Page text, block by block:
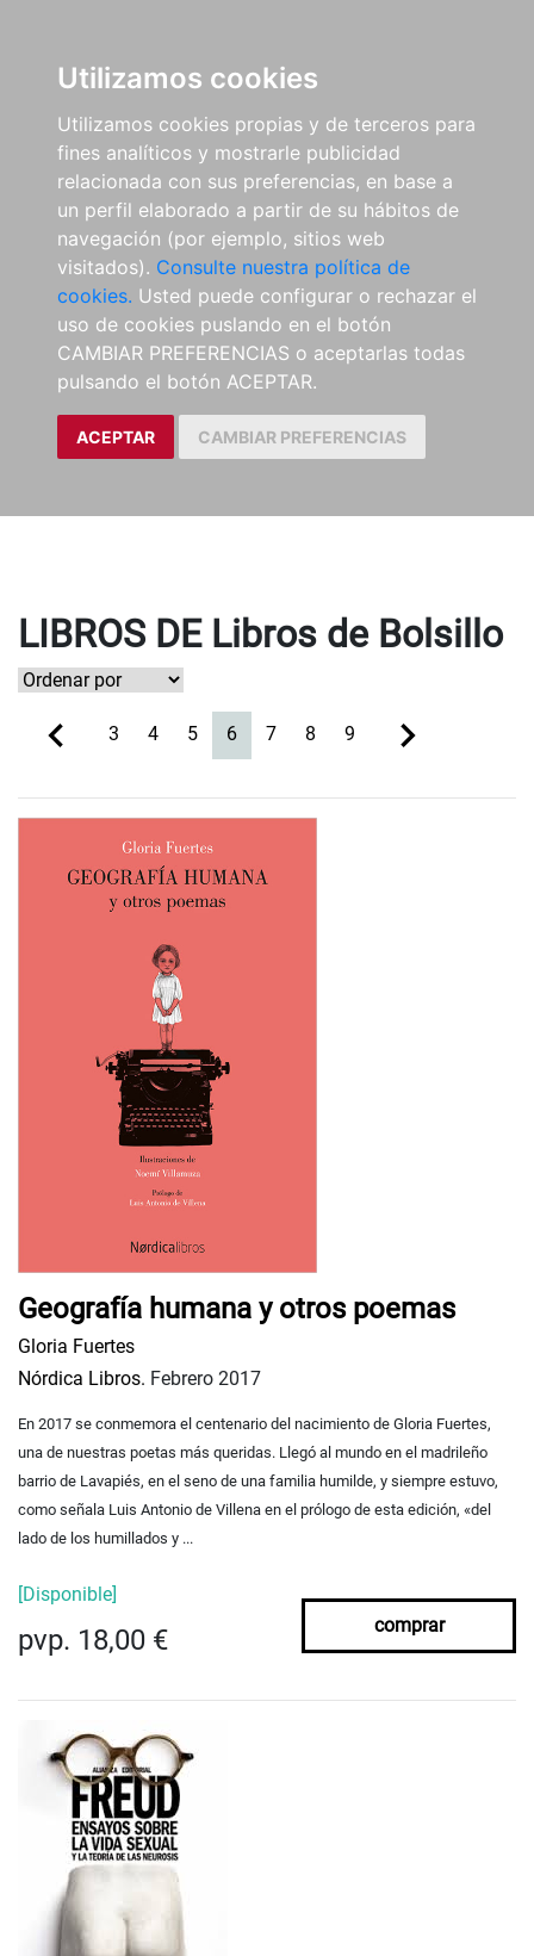
Utilizamos cookies
Utilizamos cookies propias y de terceros para
fines analíticos y mostrarle publicidad
relacionada con sus preferencias, en base a
un perfil elaborado a partir de su hábitos de
navegación (por ejemplo, sitios web
visitados). Consulte nuestra política de
cookies. Usted puede configurar o rechazar el
uso de cookies puslando en el botón
CAMBIAR PREFERENCIAS o aceptarlas todas
pulsando el botón ACEPTAR.
ACEPTAR CAMBIAR PREFERENCIAS
LIBROS DE Libros de Bolsillo
3 4 5 6(current)
7 8 9
Geografía humana y otros poemas
Gloria Fuertes
Nórdica Libros. Febrero 2017
En 2017 se conmemora el centenario del nacimiento de Gloria Fuertes,
una de nuestras poetas más queridas. Llegó al mundo en el madrileño
barrio de Lavapiés, en el seno de una familia humilde, y siempre estuvo,
como señala Luis Antonio de Villena en el prólogo de esta edición, «del
lado de los humillados y ...
[Disponible]
pvp. 18,00 € comprar